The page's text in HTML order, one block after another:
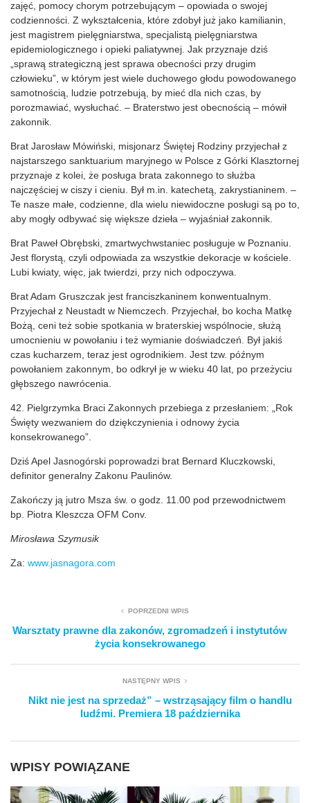
zajęć, pomocy chorym potrzebującym – opowiada o swojej
codzienności. Z wykształcenia, które zdobył już jako kamilianin,
jest magistrem pielęgniarstwa, specjalistą pielęgniarstwa
epidemiologicznego i opieki paliatywnej. Jak przyznaje dziś
„sprawą strategiczną jest sprawa obecności przy drugim
człowieku”, w którym jest wiele duchowego głodu powodowanego
samotnością, ludzie potrzebują, by mieć dla nich czas, by
porozmawiać, wysłuchać. – Braterstwo jest obecnością – mówił
zakonnik.
Brat Jarosław Mówiński, misjonarz Świętej Rodziny przyjechał z
najstarszego sanktuarium maryjnego w Polsce z Górki Klasztornej
przyznaje z kolei, że posługa brata zakonnego to służba
najczęściej w ciszy i cieniu. Był m.in. katechetą, zakrystianinem. –
Te nasze małe, codzienne, dla wielu niewidoczne posługi są po to,
aby mogły odbywać się większe dzieła – wyjaśniał zakonnik.
Brat Paweł Obrębski, zmartwychwstaniec posługuje w Poznaniu.
Jest florystą, czyli odpowiada za wszystkie dekoracje w kościele.
Lubi kwiaty, więc, jak twierdzi, przy nich odpoczywa.
Brat Adam Gruszczak jest franciszkaninem konwentualnym.
Przyjechał z Neustadt w Niemczech. Przyjechał, bo kocha Matkę
Bożą, ceni też sobie spotkania w braterskiej wspólnocie, służą
umocnieniu w powołaniu i też wymianie doświadczeń. Był jakiś
czas kucharzem, teraz jest ogrodnikiem. Jest tzw. późnym
powołaniem zakonnym, bo odkrył je w wieku 40 lat, po przeżyciu
głębszego nawrócenia.
42. Pielgrzymka Braci Zakonnych przebiega z przesłaniem: „Rok
Święty wezwaniem do dziękczynienia i odnowy życia
konsekrowanego”.
Dziś Apel Jasnogórski poprowadzi brat Bernard Kluczkowski,
definitor generalny Zakonu Paulinów.
Zakończy ją jutro Msza św. o godz. 11.00 pod przewodnictwem
bp. Piotra Kleszcza OFM Conv.
Mirosława Szymusik
Za: www.jasnagora.com
POPRZEDNI WPIS
Warsztaty prawne dla zakonów, zgromadzeń i instytutów
życia konsekrowanego
NASTĘPNY WPIS
Nikt nie jest na sprzedaż” – wstrząsający film o handlu
ludźmi. Premiera 18 października
WPISY POWIĄZANE